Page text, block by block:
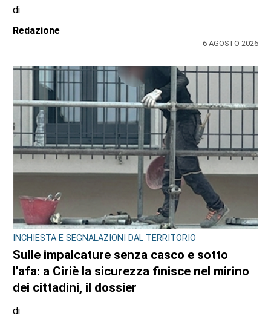
di
Redazione
6 AGOSTO 2026
INCHIESTA E SEGNALAZIONI DAL TERRITORIO
Sulle impalcature senza casco e sotto
l’afa: a Ciriè la sicurezza finisce nel mirino
dei cittadini, il dossier
di